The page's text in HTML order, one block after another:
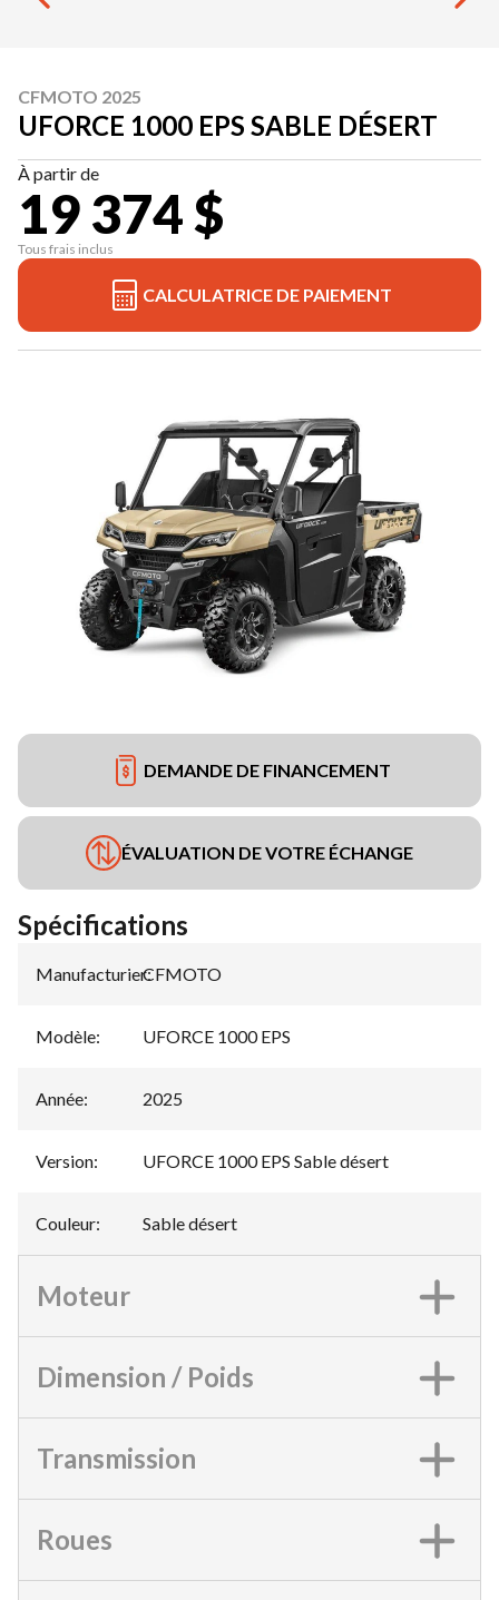
CFMOTO 2025
UFORCE 1000 EPS SABLE DÉSERT
À partir de
19 374 $
Tous frais inclus
CALCULATRICE DE PAIEMENT
DEMANDE DE FINANCEMENT
ÉVALUATION DE VOTRE ÉCHANGE
Spécifications
Manufacturier:
CFMOTO
Modèle: UFORCE 1000 EPS
Année: 2025
Version: UFORCE 1000 EPS Sable désert
Couleur: Sable désert
Moteur
Dimension / Poids
Transmission
Roues